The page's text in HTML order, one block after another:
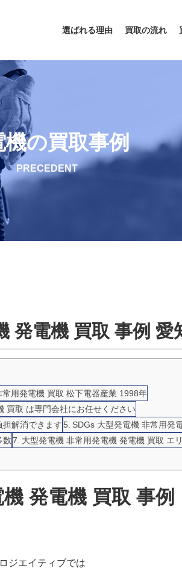
選ばれる理由 買取の流れ
機の買取事例
PRECEDENT
発電機 買取 事例 愛
常用発電機 買取 松下電器産業 1998年
買取 は専門会社にお任せください
解消できます
SDGs 大型発電機 非常用発
数
大型発電機 非常用発電機 発電機 買取 エ
発電機 買取 事例
ジエイティブでは